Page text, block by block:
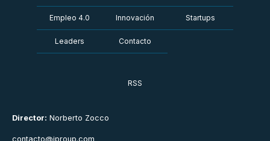
Director: Norberto Zocco
contacto@iproup.com
Empleo 4.0 Innovación Startups
Leaders Contacto
RSS